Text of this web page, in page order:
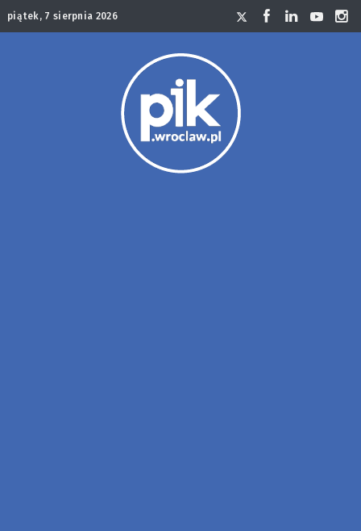
piątek, 7 sierpnia 2026